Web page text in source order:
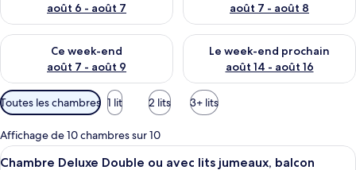
août 6 - août 7
août 7 - août 8
Ce week-end
août 7 - août 9
Vérifier la disponibilité pour ce week-end août 7 - août 9
Le week-end prochain
août 14 - août 16
Vérifier la disponibilité pour
Filtres
disponibles
pour
les
chambres
Toutes les chambres 1 lit 2 lits 3+ lits
Affichage de 10 chambres sur 10
Afficher
Chambre Deluxe Double ou avec
6
Chambre Deluxe Double ou avec lits jumeaux, balcon